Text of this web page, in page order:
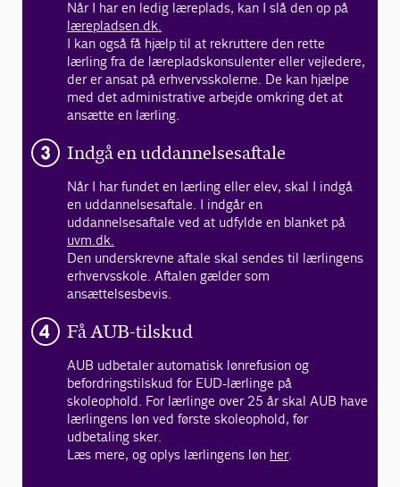
Når I har en ledig læreplads, kan I slå den op på
lærepladsen.dk.
I kan også få hjælp til at rekruttere den rette
lærling fra de lærepladskonsulenter eller vejledere,
der er ansat på erhvervsskolerne. De kan hjælpe
med det administrative arbejde omkring det at
ansætte en lærling.
Indgå en uddannelsesaftale
Når I har fundet en lærling eller elev, skal I indgå
en uddannelsesaftale. I indgår en
uddannelsesaftale ved at udfylde en blanket på
uvm.dk.
Den underskrevne aftale skal sendes til lærlingens
erhvervsskole. Aftalen gælder som
ansættelsesbevis.
Få AUB-tilskud
AUB udbetaler automatisk lønrefusion og
befordringstilskud for EUD-lærlinge på
skoleophold. For lærlinge over 25 år skal AUB have
lærlingens løn ved første skoleophold, før
udbetaling sker.
Læs mere, og oplys lærlingens løn her.